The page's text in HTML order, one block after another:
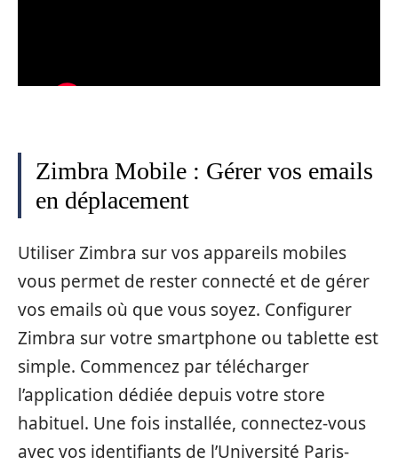
Zimbra Mobile : Gérer vos emails
en déplacement
Utiliser Zimbra sur vos appareils mobiles
vous permet de rester connecté et de gérer
vos emails où que vous soyez. Configurer
Zimbra sur votre smartphone ou tablette est
simple. Commencez par télécharger
l’application dédiée depuis votre store
habituel. Une fois installée, connectez-vous
avec vos identifiants de l’Université Paris-